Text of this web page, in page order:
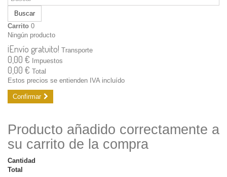
Buscar
Carrito 0
Ningún producto
¡Envío gratuito! Transporte
0,00 € Impuestos
0,00 € Total
Estos precios se entienden IVA incluído
Confirmar
Producto añadido correctamente a
su carrito de la compra
Cantidad
Total